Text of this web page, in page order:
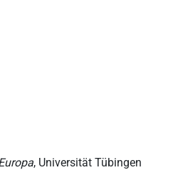
, Universität Tübingen